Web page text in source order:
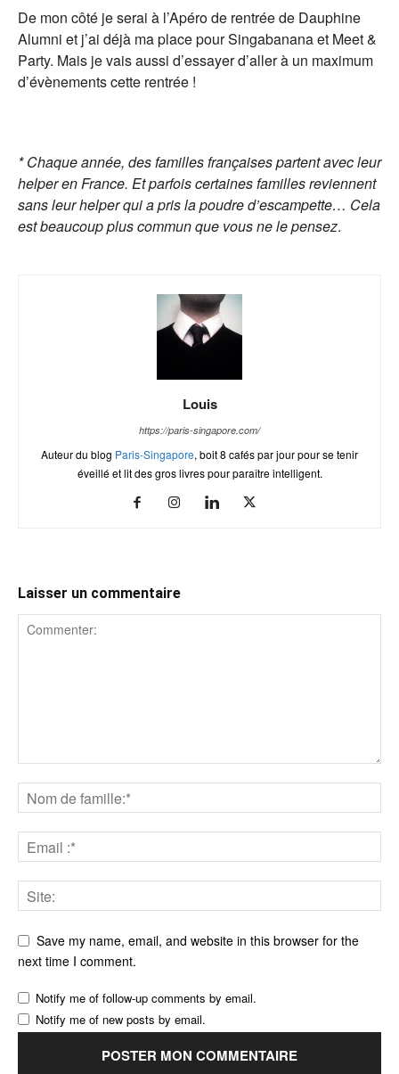
De mon côté je serai à l’Apéro de rentrée de Dauphine
Alumni et j’ai déjà ma place pour Singabanana et Meet &
Party. Mais je vais aussi d’essayer d’aller à un maximum
d’évènements cette rentrée !
* Chaque année, des familles françaises partent avec leur
helper en France. Et parfois certaines familles reviennent
sans leur helper qui a pris la poudre d’escampette… Cela
est beaucoup plus commun que vous ne le pensez.
Louis
https://paris-singapore.com/
Auteur du blog Paris-Singapore, boit 8 cafés par jour pour se tenir
éveillé et lit des gros livres pour paraître intelligent.
Laisser un commentaire
Save my name, email, and website in this browser for the
next time I comment.
Notify me of follow-up comments by email.
Notify me of new posts by email.